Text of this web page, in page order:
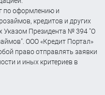
по оформлению и
кредитов и других
Указом Президента № 394 "О
ООО «Кредит Портал»
право отправлять заявки
и иных критериев в